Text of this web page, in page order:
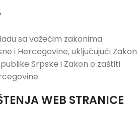
sa važećim zakonima
i Hercegovine, uključujući Zakon
Srpske i Zakon o zaštiti
WEB STRANICE